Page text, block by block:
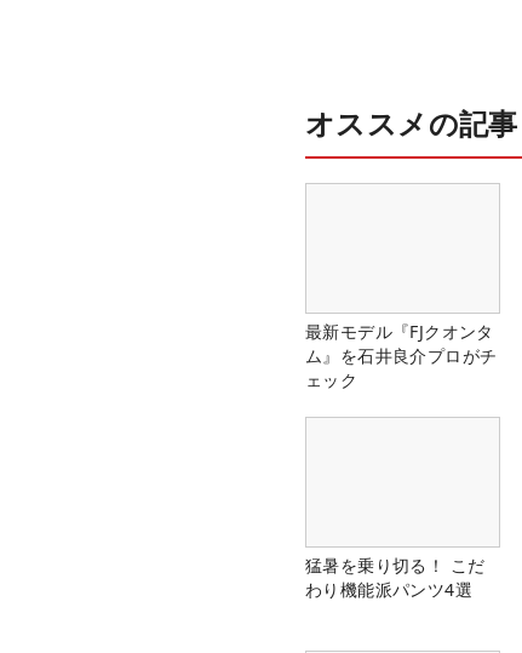
オススメの記事
最新モデル『FJクオンタ
ム』を石井良介プロがチ
ェック
猛暑を乗り切る！ こだ
わり機能派パンツ4選